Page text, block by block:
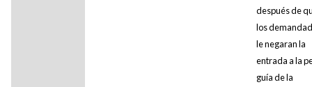
después de
los
le negaran la
entrada a la
guía de la